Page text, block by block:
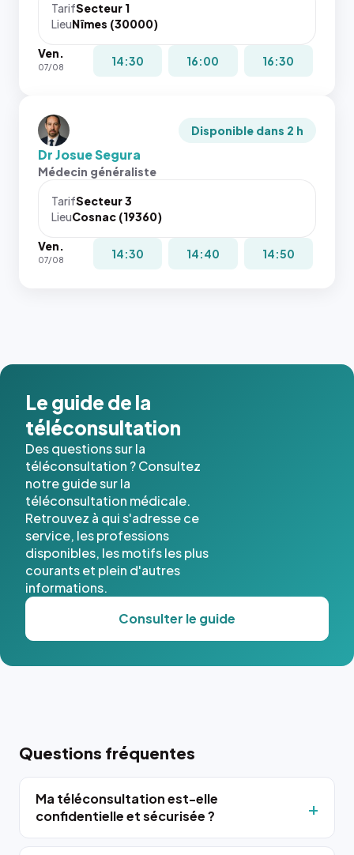
TarifSecteur 1
LieuNîmes (30000)
Ven.
07/08 14:30 16:00 16:30
Disponible dans 2 h
Dr Josue Segura
Médecin généraliste
TarifSecteur 3
LieuCosnac (19360)
Ven.
07/08 14:30 14:40 14:50
Le guide de la
téléconsultation
Des questions sur la
téléconsultation ? Consultez
notre guide sur la
téléconsultation médicale.
Retrouvez à qui s'adresse ce
service, les professions
disponibles, les motifs les plus
courants et plein d'autres
informations.
Consulter le guide
Questions fréquentes
Ma téléconsultation est-elle
confidentielle et sécurisée ?